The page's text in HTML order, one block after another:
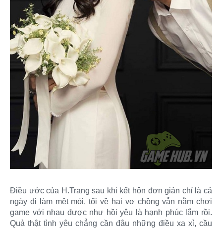
Điều ước của H.Trang sau khi kết hôn đơn giản chỉ là cả
ngày đi làm mệt mỏi, tối về hai vợ chồng vẫn nằm chơi
game với nhau được như hồi yêu là hạnh phúc lắm rồi.
Quả thật tình yêu chẳng cần đâu những điều xa xỉ, cầu